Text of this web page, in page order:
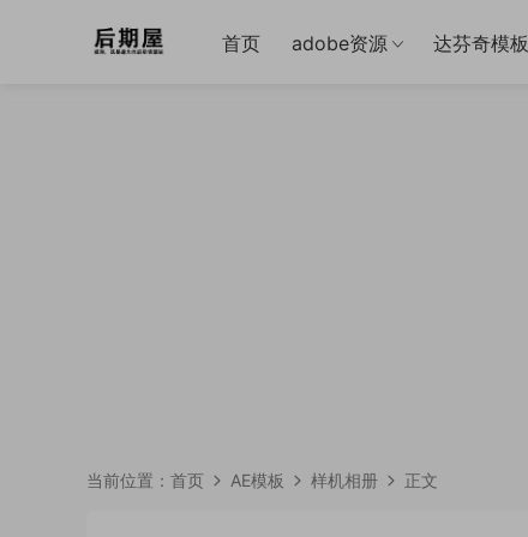
首页 adobe资源 达芬奇模板
当前位置： 首页 AE模板 样机相册 正文